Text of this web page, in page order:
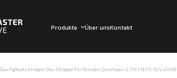
Produkte Über unsKontakt
Dachgepäckträger Dachträger für Nissan Qashqai+2 J10 | NJ10 SUV